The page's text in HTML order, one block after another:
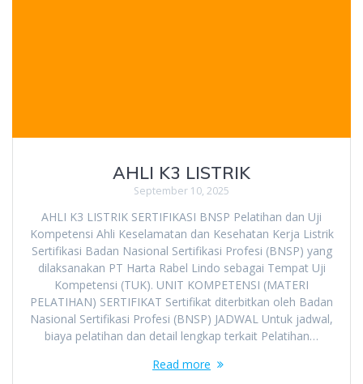
AHLI K3 LISTRIK
September 10, 2025
AHLI K3 LISTRIK SERTIFIKASI BNSP Pelatihan dan Uji
Kompetensi Ahli Keselamatan dan Kesehatan Kerja Listrik
Sertifikasi Badan Nasional Sertifikasi Profesi (BNSP) yang
dilaksanakan PT Harta Rabel Lindo sebagai Tempat Uji
Kompetensi (TUK). UNIT KOMPETENSI (MATERI
PELATIHAN) SERTIFIKAT Sertifikat diterbitkan oleh Badan
Nasional Sertifikasi Profesi (BNSP) JADWAL Untuk jadwal,
biaya pelatihan dan detail lengkap terkait Pelatihan…
Read more